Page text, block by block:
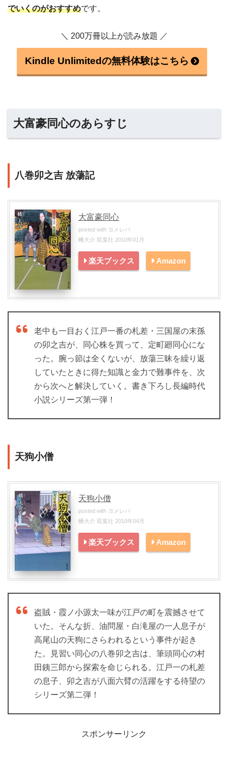
でいくのがおすすめです。
＼ 200万冊以上が読み放題 ／
Kindle Unlimitedの無料体験はこちら
大富豪同心のあらすじ
八巻卯之吉 放蕩記
大富豪同心
posted with ヨメレバ
幡大介 双葉社 2010年01月
楽天ブックス Amazon
老中も一目おく江戸一番の札差・三国屋の末孫
の卯之吉が、同心株を買って、定町廻同心にな
った。腕っ節は全くないが、放蕩三昧を繰り返
していたときに得た知識と金力で難事件を、次
から次へと解決していく。書き下ろし長編時代
小説シリーズ第一弾！
天狗小僧
天狗小僧
posted with ヨメレバ
幡大介 双葉社 2010年04月
楽天ブックス Amazon
盗賊・霞ノ小源太一味が江戸の町を震撼させて
いた。そんな折、油問屋・白滝屋の一人息子が
高尾山の天狗にさらわれるという事件が起き
た。見習い同心の八巻卯之吉は、筆頭同心の村
田銕三郎から探索を命じられる。江戸一の札差
の息子、卯之吉が八面六臂の活躍をする待望の
シリーズ第二弾！
スポンサーリンク